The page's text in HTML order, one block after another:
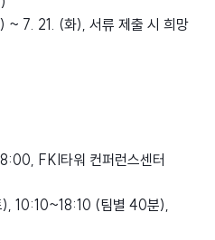
~ 7. 21. (화), 서류 제출 시 희망
FKI타워 컨퍼런스센터
10:10~18:10 (팀별 40분),